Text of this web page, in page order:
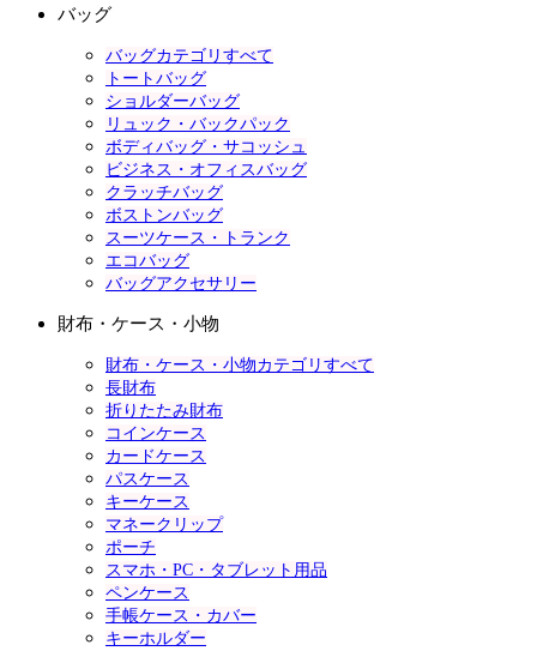
バッグ
バッグカテゴリすべて
トートバッグ
ショルダーバッグ
リュック・バックパック
ボディバッグ・サコッシュ
ビジネス・オフィスバッグ
クラッチバッグ
ボストンバッグ
スーツケース・トランク
エコバッグ
バッグアクセサリー
財布・ケース・小物
財布・ケース・小物カテゴリすべて
長財布
折りたたみ財布
コインケース
カードケース
パスケース
キーケース
マネークリップ
ポーチ
スマホ・PC・タブレット用品
ペンケース
手帳ケース・カバー
キーホルダー